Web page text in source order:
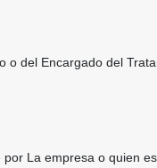
o del Encargado del
La empresa o quien